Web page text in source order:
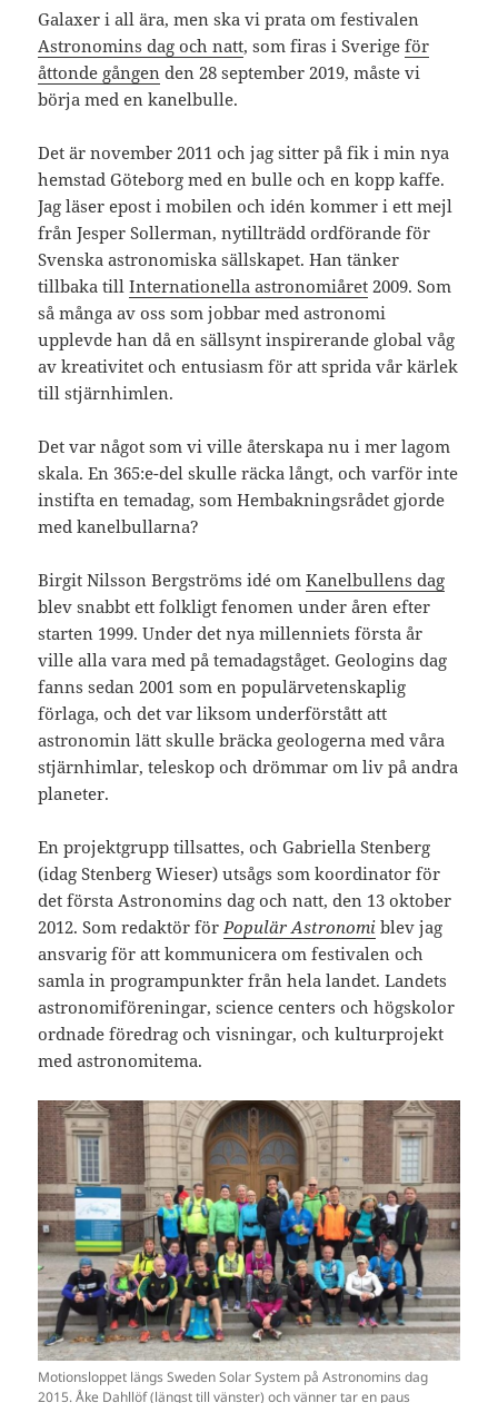
Galaxer i all ära, men ska vi prata om festivalen
Astronomins dag och natt, som firas i Sverigeför
åttonde gången den 28 september 2019, måste vi
börja med en kanelbulle.
Det är november 2011 och jag sitter på fik i min nya
hemstad Göteborg med en bulle och en kopp kaffe.
Jag läser epost i mobilen och idén kommer i ett mejl
från Jesper Sollerman, nytillträdd ordförande för
Svenska astronomiska sällskapet. Han tänker
tillbaka tillInternationella astronomiåret 2009. Som
så många av oss som jobbar med astronomi
upplevde han då en sällsynt inspirerande global våg
av kreativitet och entusiasm för att sprida vår kärlek
till stjärnhimlen.
Det var något som vi ville återskapa nu i mer lagom
skala. En 365:e-del skulle räcka långt, och varför inte
instifta en temadag, som Hembakningsrådet gjorde
med kanelbullarna?
Birgit Nilsson Bergströms idé omKanelbullens dag
blev snabbt ett folkligt fenomen under åren efter
starten 1999. Under det nya millenniets första år
ville alla vara med på temadagståget. Geologins dag
fanns sedan 2001 som en populärvetenskaplig
förlaga, och det var liksom underförstått att
astronomin lätt skulle bräcka geologerna med våra
stjärnhimlar, teleskop och drömmar om liv på andra
planeter.
En projektgrupp tillsattes, och Gabriella Stenberg
(idag Stenberg Wieser) utsågs som koordinator för
det första Astronomins dag och natt, den 13 oktober
2012. Som redaktör förPopulär Astronomi blev jag
ansvarig för att kommunicera om festivalen och
samla in programpunkter från hela landet. Landets
astronomiföreningar, science centers och högskolor
ordnade föredrag och visningar, och kulturprojekt
med astronomitema.
Motionsloppet längs Sweden Solar System på Astronomins dag
2015. Åke Dahllöf (längst till vänster) och vänner tar en paus